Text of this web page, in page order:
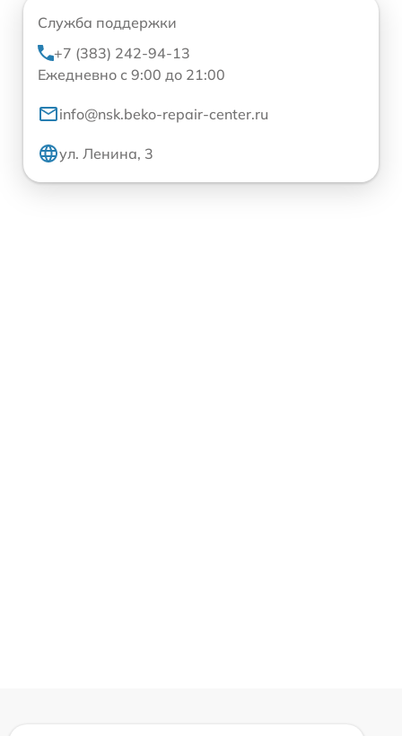
Служба поддержки
+7 (383) 242-94-13
Ежедневно с 9:00 до 21:00
info@nsk.beko-repair-center.ru
ул. Ленина, 3